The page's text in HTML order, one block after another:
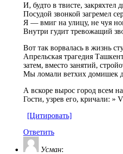
И, будто в твисте, закряхтел
Посудой звонкой загремел
Я — вмиг на улицу, не чуя
Внутри гудит тревожащий
Вот так ворвалась в жизнь
Апрельская трагедия
затем, вместо занятий,
Мы ломали ветхих домишек
А вскоре вырос город всем
Гости, узрев его, кричали: »
[Цитировать]
Ответить
Усман: